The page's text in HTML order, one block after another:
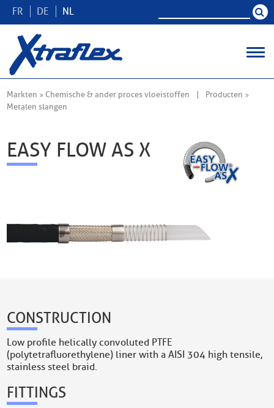
FR DE NL
Markten Chemische & ander proces vloeistoffen
Producten
Metalen slangen
EASY FLOW AS X
CONSTRUCTION
Low profile helically convoluted PTFE
(polytetrafluorethylene) liner with a AISI 304 high tensile,
stainless steel braid.
FITTINGS